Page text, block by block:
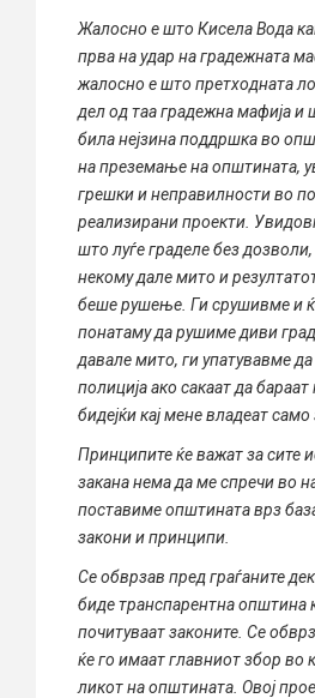
Жалосно е што Кисела Вода
прва на удар на градежната
жалосно е што претходната
дел од таа градежна мафија и
била нејзина поддршка во
на преземање на општината,
грешки и неправилности во
реализирани проекти.
што луѓе граделе без
некому дале мито и
беше рушење. Ги срушивме и
понатаму да рушиме диви
давале мито, ги упатувавме да
полиција ако сакаат да бараат
бидејќи кај мене владеат само
Принципите ќе важат за сите
закана нема да ме спречи во
поставиме општината врз
закони и принципи.
Се обврзав пред граѓаните
биде транспарентна општина
почитуваат законите. Се
ќе го имаат главниот збор во
ликот на општината. Овој